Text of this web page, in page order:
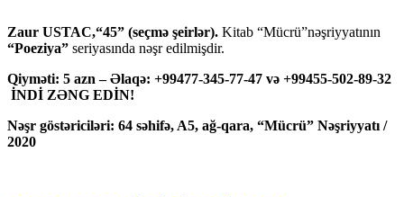
Zaur USTAC,“45” (seçmə şeirlər). Kitab “Mücrü”nəşriyyatının
“Poeziya” seriyasında nəşr edilmişdir.
Qiyməti: 5 azn – Əlaqə: +99477-345-77-47 və +99455-502-89-32
İNDİ ZƏNG EDİN!
Nəşr göstəriciləri: 64 səhifə, A5, ağ-qara, “Mücrü” Nəşriyyatı /
2020